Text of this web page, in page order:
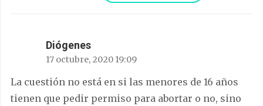
Diógenes
17 octubre, 2020 19:09
La cuestión no está en si las menores de 16 años
tienen que pedir permiso para abortar o no, sino